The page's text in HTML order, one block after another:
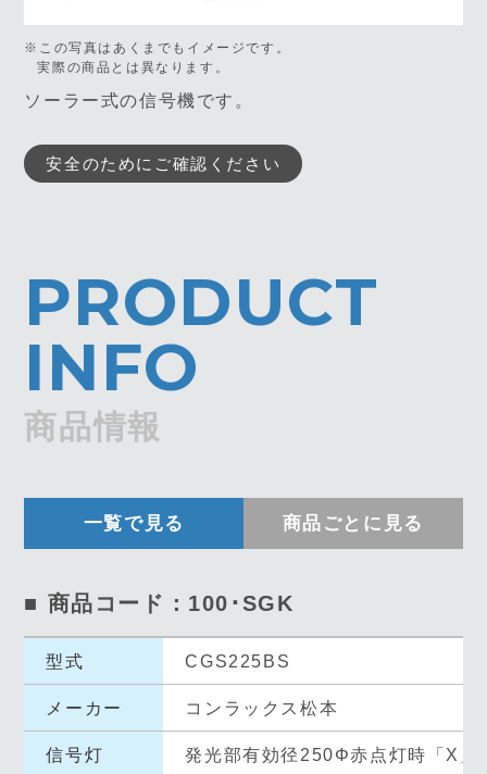
※この写真はあくまでもイメージです。
実際の商品とは異なります。
ソーラー式の信号機です。
安全のためにご確認ください
PRODUCT
INFO
商品情報
一覧で見る 商品ごとに見る
■ 商品コード：100･SGK
型式 CGS225BS
メーカー コンラックス松本
信号灯 発光部有効径250Φ赤点灯時「X」